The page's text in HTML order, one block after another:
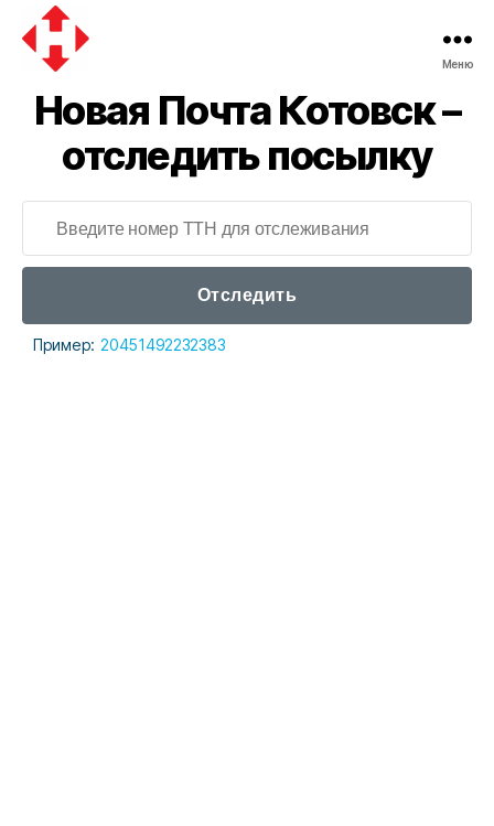
почта
Меню
Новая Почта Котовск –
отследить посылку
Отследить
Пример: 20451492232383